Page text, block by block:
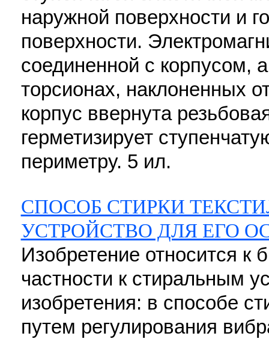
наружной поверхности и
поверхности.
соединенной с корпусом,
торсионах, наклоненных
корпус ввернута
герметизирует
периметру. 5 ил.
СПОСОБ СТИРКИ
УСТРОЙСТВО ДЛЯ ЕГО
Изобретение относится к
частности к стиральным
изобретения: в способе
путем регулирования